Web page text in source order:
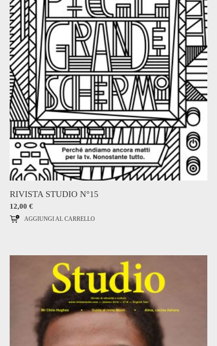
RIVISTA STUDIO N°15
12,00 €
AGGIUNGI AL CARRELLO